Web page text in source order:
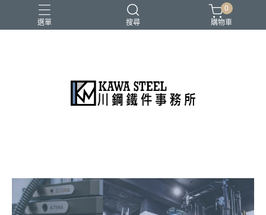
選單 搜尋
二柱／四柱／農夫架
史密斯／ Cable飛鳥高低拉
地雷管／練背下拉配件
槓片／啞鈴／壺鈴
0
購物車